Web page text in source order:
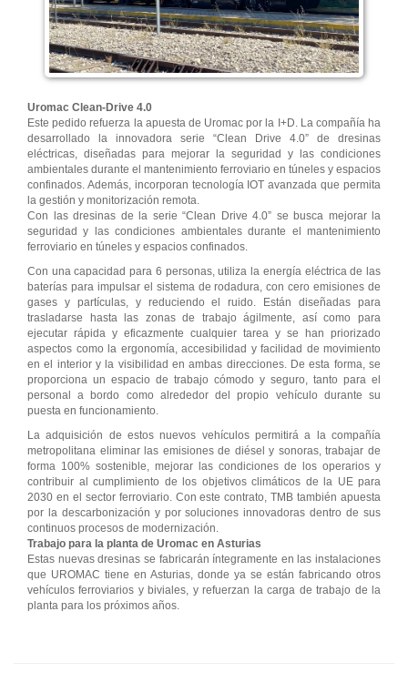
Uromac Clean-Drive 4.0
Este pedido refuerza la apuesta de Uromac por la I+D. La compañía ha
desarrollado la innovadora serie “Clean Drive 4.0” de dresinas
eléctricas, diseñadas para mejorar la seguridad y las condiciones
ambientales durante el mantenimiento ferroviario en túneles y espacios
confinados. Además, incorporan tecnología IOT avanzada que permita
la gestión y monitorización remota.
Con las dresinas de la serie “Clean Drive 4.0” se busca mejorar la
seguridad y las condiciones ambientales durante el mantenimiento
ferroviario en túneles y espacios confinados.
Con una capacidad para 6 personas, utiliza la energía eléctrica de las
baterías para impulsar el sistema de rodadura, con cero emisiones de
gases y partículas, y reduciendo el ruido. Están diseñadas para
trasladarse hasta las zonas de trabajo ágilmente, así como para
ejecutar rápida y eficazmente cualquier tarea y se han priorizado
aspectos como la ergonomía, accesibilidad y facilidad de movimiento
en el interior y la visibilidad en ambas direcciones. De esta forma, se
proporciona un espacio de trabajo cómodo y seguro, tanto para el
personal a bordo como alrededor del propio vehículo durante su
puesta en funcionamiento.
La adquisición de estos nuevos vehículos permitirá a la compañía
metropolitana eliminar las emisiones de diésel y sonoras, trabajar de
forma 100% sostenible, mejorar las condiciones de los operarios y
contribuir al cumplimiento de los objetivos climáticos de la UE para
2030 en el sector ferroviario. Con este contrato, TMB también apuesta
por la descarbonización y por soluciones innovadoras dentro de sus
continuos procesos de modernización.
Trabajo para la planta de Uromac en Asturias
Estas nuevas dresinas se fabricarán íntegramente en las instalaciones
que UROMAC tiene en Asturias, donde ya se están fabricando otros
vehículos ferroviarios y biviales, y refuerzan la carga de trabajo de la
planta para los próximos años.